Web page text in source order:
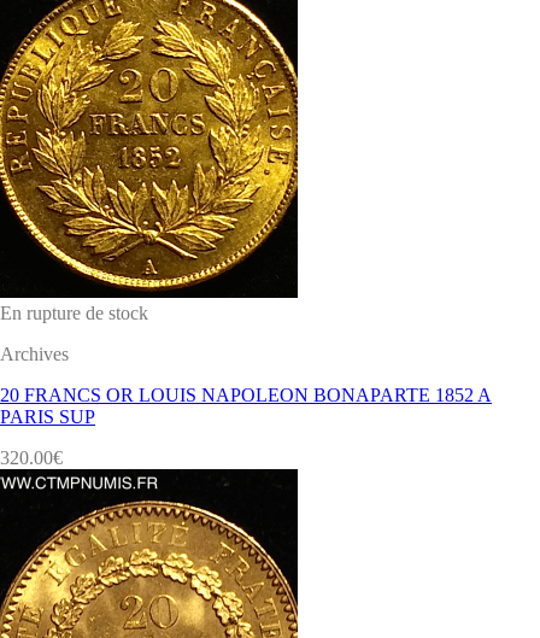
En rupture de stock
Archives
20 FRANCS OR LOUIS NAPOLEON BONAPARTE 1852 A
PARIS SUP
320.00€